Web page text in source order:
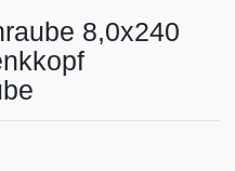
8,0x240